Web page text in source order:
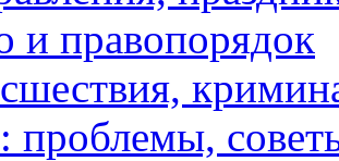
и правопорядок